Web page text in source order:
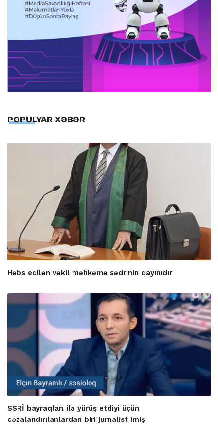
POPULYAR XƏBƏR
Həbs edilən vəkil məhkəmə sədrinin qayınıdır
SSRİ bayraqları ilə yürüş etdiyi üçün
cəzalandırılanlardan biri jurnalist imiş